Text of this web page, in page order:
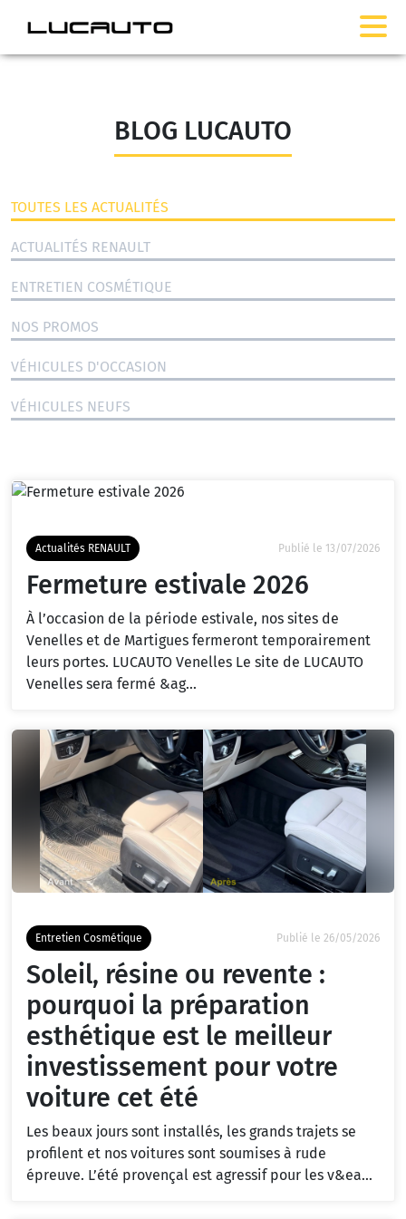
BLOG LUCAUTO
TOUTES LES ACTUALITÉS
ACTUALITÉS RENAULT
ENTRETIEN COSMÉTIQUE
NOS PROMOS
VÉHICULES D'OCCASION
VÉHICULES NEUFS
Actualités RENAULT Publié le 13/07/2026
Fermeture estivale 2026
À l’occasion de la période estivale, nos sites de
Venelles et de Martigues fermeront temporairement
leurs portes. LUCAUTO Venelles Le site de LUCAUTO
Venelles sera fermé &ag...
Entretien Cosmétique Publié le 26/05/2026
Soleil, résine ou revente :
pourquoi la préparation
esthétique est le meilleur
investissement pour votre
voiture cet été
Les beaux jours sont installés, les grands trajets se
profilent et nos voitures sont soumises à rude
épreuve. L’été provençal est agressif pour les v&ea...